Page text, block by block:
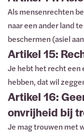
Als mensenrechten
naar een ander land
beschermen (asiel
Artikel 15:
Je hebt het recht een
hebben, dat wil
Artikel 16:
onvrijheid bij
Je mag trouwen met